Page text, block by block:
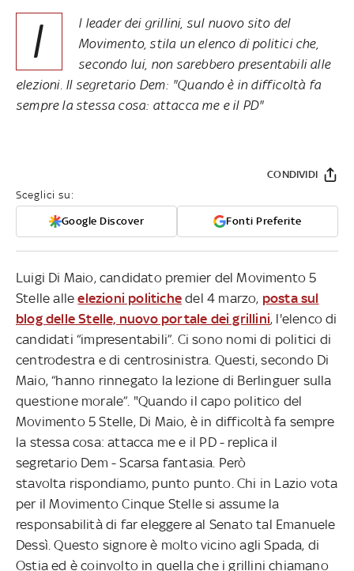
I
l leader dei grillini, sul nuovo sito del
Movimento, stila un elenco di politici che,
secondo lui, non sarebbero presentabili alle
elezioni. Il segretario Dem: "Quando è in difficoltà fa
sempre la stessa cosa: attacca me e il PD"
Sceglici su:
Google Discover Fonti Preferite
CONDIVIDI
Luigi Di Maio, candidato premier del Movimento 5
Stelle alleelezioni politiche del 4 marzo, posta sul
blog delle Stelle, nuovo portale dei grillini, l'elenco di
candidati “impresentabili”. Ci sono nomi di politici di
centrodestra e di centrosinistra. Questi, secondo Di
Maio, “hanno rinnegato la lezione di Berlinguer sulla
questione morale”. "Quando il capo politico del
Movimento 5 Stelle, Di Maio, è in difficoltà fa sempre
la stessa cosa: attacca me e il PD - replica il
segretario Dem - Scarsa fantasia. Però
stavolta rispondiamo, punto punto. Chi in Lazio vota
per il Movimento Cinque Stelle si assume la
responsabilità di far eleggere al Senato tal Emanuele
Dessì. Questo signore è molto vicino agli Spada, di
Ostia ed è coinvolto in quella che i grillini chiamano